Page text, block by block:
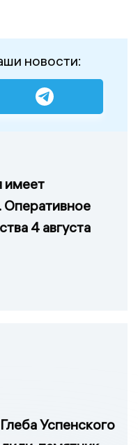
новости:
имеет
Оперативное
4 августа
Успенского